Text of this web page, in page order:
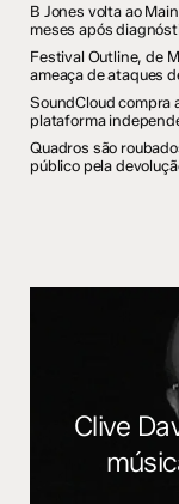
B Jones volta ao
meses após
Festival Outline, de
ameaça de ataques
SoundCloud compra
plataforma
Quadros são
público pela
Clive